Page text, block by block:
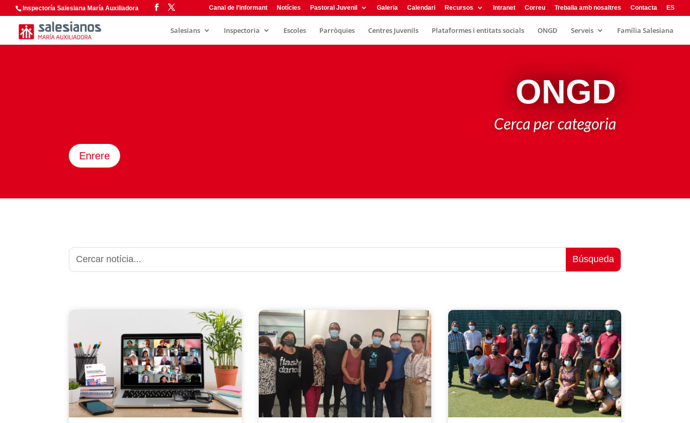
Inspectoría Salesiana María Auxiliadora Canal de l’informant Notícies Pastoral Juvenil Galeria Calendari Recursos Intranet Correu Treballa amb nosaltres Contacta ES
Salesians Inspectoria Escoles Parròquies Centres Juvenils Plataformes i entitats socials ONGD Serveis Família Salesiana
ONGD
Cerca per categoria
Enrere